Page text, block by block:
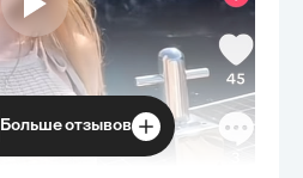
Больше отзывов